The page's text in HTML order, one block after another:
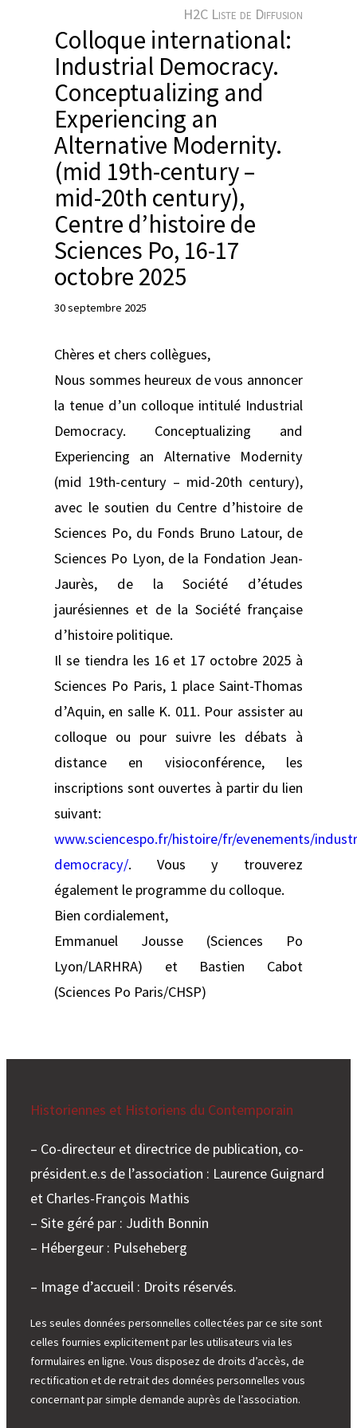
H2C Liste de Diffusion
Colloque international:
Industrial Democracy.
Conceptualizing and
Experiencing an
Alternative Modernity.
(mid 19th-century –
mid-20th century),
Centre d’histoire de
Sciences Po, 16-17
octobre 2025
30 septembre 2025
Chères et chers collègues,
Nous sommes heureux de vous annoncer
la tenue d’un colloque intitulé Industrial
Democracy. Conceptualizing and
Experiencing an Alternative Modernity
(mid 19th-century – mid-20th century),
avec le soutien du Centre d’histoire de
Sciences Po, du Fonds Bruno Latour, de
Sciences Po Lyon, de la Fondation Jean-
Jaurès, de la Société d’études
jaurésiennes et de la Société française
d’histoire politique.
Il se tiendra les 16 et 17 octobre 2025 à
Sciences Po Paris, 1 place Saint-Thomas
d’Aquin, en salle K. 011. Pour assister au
colloque ou pour suivre les débats à
distance en visioconférence, les
inscriptions sont ouvertes à partir du lien
suivant:
www.sciencespo.fr/histoire/fr/evenements/
democracy/. Vous y trouverez
également le programme du colloque.
Bien cordialement,
Emmanuel Jousse (Sciences Po
Lyon/LARHRA) et Bastien Cabot
(Sciences Po Paris/CHSP)
Historiennes et Historiens du Contemporain
– Co-directeur et directrice de publication, co-
président.e.s de l’association : Laurence Guignard
et Charles-François Mathis
– Site géré par : Judith Bonnin
– Hébergeur : Pulseheberg
– Image d’accueil : Droits réservés.
Les seules données personnelles collectées par ce site sont
celles fournies explicitement par les utilisateurs via les
formulaires en ligne. Vous disposez de droits d’accès, de
rectification et de retrait des données personnelles vous
concernant par simple demande auprès de l’association.